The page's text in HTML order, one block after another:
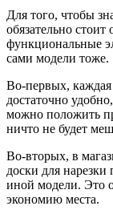
Для того, чтобы
обязательно
функциональные
сами модели тоже.
Во-первых, каждая
достаточно
можно положить
ничто не будет
Во-вторых, в
доски для
иной модели. Это
экономию места.